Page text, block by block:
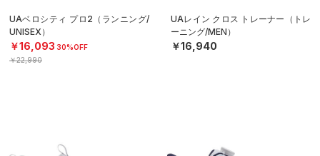
UAベロシティ プロ2（ランニング/
UNISEX）
￥16,093 30%OFF
￥22,990
UAレイン クロス トレーナー（トレ
ーニング/MEN）
￥16,940